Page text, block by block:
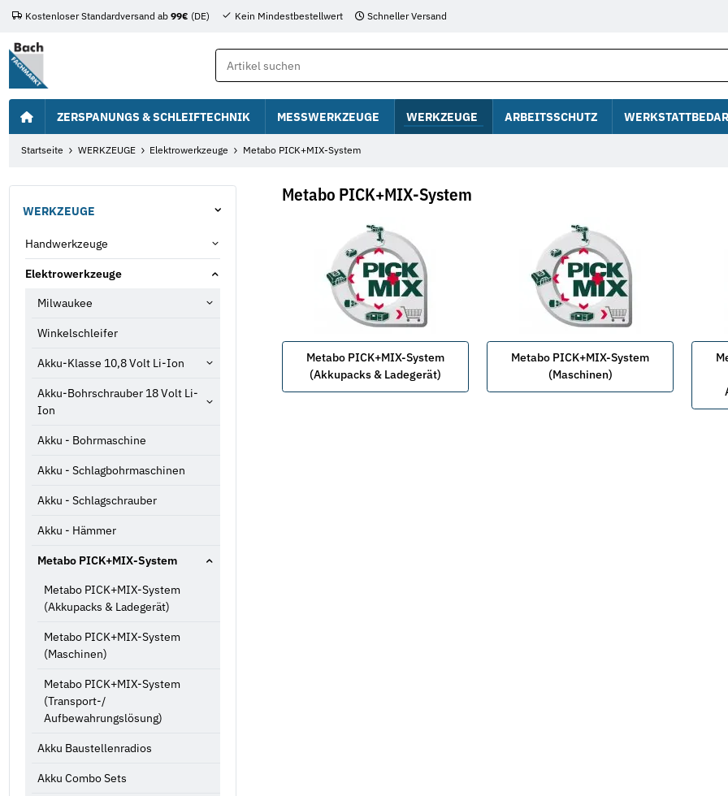
Kostenloser Standardversand ab 99€ (DE) Kein Mindestbestellwert Schneller Versand
ZERSPANUNGS & SCHLEIFTECHNIK MESSWERKZEUGE WERKZEUGE ARBEITSSCHUTZ
Startseite WERKZEUGE Elektrowerkzeuge Metabo PICK+MIX-System
Metabo PICK+MIX-System
Metabo PICK+MIX-System
(Akkupacks & Ladegerät)
Metabo PICK+MIX-System
(Maschinen)
WERKZEUGE
Handwerkzeuge
Elektrowerkzeuge
Milwaukee
Winkelschleifer
Akku-Klasse 10,8 Volt Li-Ion
Akku-Bohrschrauber 18 Volt Li-
Ion
Akku - Bohrmaschine
Akku - Schlagbohrmaschinen
Akku - Schlagschrauber
Akku - Hämmer
Metabo PICK+MIX-System
Metabo PICK+MIX-System
(Akkupacks & Ladegerät)
Metabo PICK+MIX-System
(Maschinen)
Metabo PICK+MIX-System
(Transport-/
Aufbewahrungslösung)
Akku Baustellenradios
Akku Combo Sets